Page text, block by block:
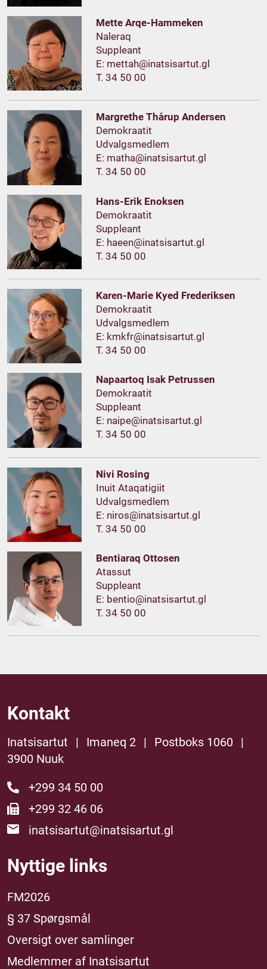
Mette Arqe-Hammeken
Naleraq
Suppleant
E:
T. 34 50 00
Margrethe Thårup Andersen
Demokraatit
Udvalgsmedlem
E:
T. 34 50 00
Hans-Erik Enoksen
Demokraatit
Suppleant
E:
T. 34 50 00
Karen-Marie Kyed Frederiksen
Demokraatit
Udvalgsmedlem
E:
T. 34 50 00
Napaartoq Isak Petrussen
Demokraatit
Suppleant
E:
T. 34 50 00
Nivi Rosing
Inuit Ataqatigiit
Udvalgsmedlem
E:
T. 34 50 00
Bentiaraq Ottosen
Atassut
Suppleant
E:
T. 34 50 00
Kontakt
Inatsisartut | Imaneq 2 | Postboks 1060
|
3900 Nuuk
+299 34 50 00
+299 32 46 06
inatsisartut@inatsisartut.gl
Nyttige links
FM2026
§ 37 Spørgsmål
Oversigt over samlinger
Medlemmer af Inatsisartut